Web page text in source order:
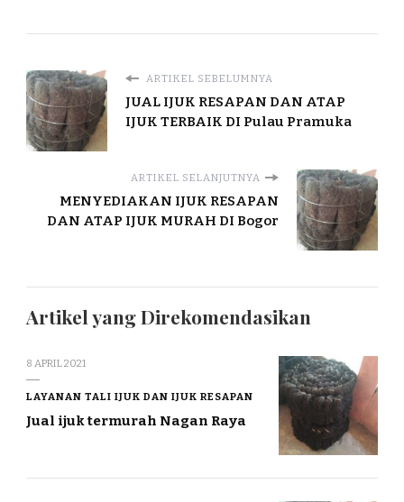
ARTIKEL SEBELUMNYA
JUAL IJUK RESAPAN DAN ATAP
IJUK TERBAIK DI Pulau Pramuka
ARTIKEL SELANJUTNYA
MENYEDIAKAN IJUK RESAPAN
DAN ATAP IJUK MURAH DI Bogor
Artikel yang Direkomendasikan
8 APRIL 2021
LAYANAN TALI IJUK DAN IJUK RESAPAN
Jual ijuk termurah Nagan Raya